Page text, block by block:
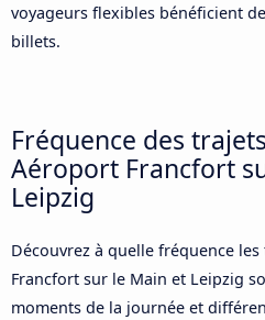
voyageurs flexibles bénéficient
billets.
Fréquence des
Aéroport Francfort
Leipzig
Découvrez à quelle fréquence
Francfort sur le Main et Leipzig
moments de la journée et